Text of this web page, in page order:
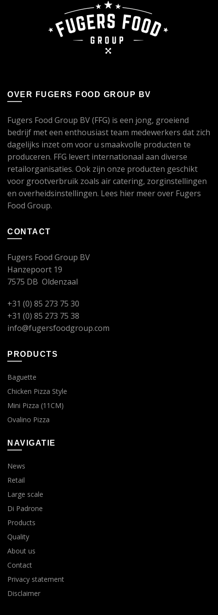
OVER FUGERS FOOD GROUP BV
Fugers Food Group BV (FFG) is een jong, groeiend
bedrijf met een enthousiast team medewerkers dat zich
dagelijks inzet om voor u smaakvolle producten te
produceren. FFG levert internationaal aan diverse
retailorganisaties. Ook zijn onze producten geschikt
voor grootverbruik zoals air catering, zorginstellingen
en overheidsinstellingen. Lees hier meer over Fugers
Food Group.
CONTACT
Fugers Food Group BV
Hanzepoort 19
7575 DB Oldenzaal
+31 (0) 85 273 75 30
+31 (0) 85 273 75 38
info@fugersfoodgroup.com
PRODUCTS
Baguette
Chicken Pizza Style
Mini Pizza (11CM)
Ovalino Pizza
NAVIGATIE
News
Retail
Large scale
Di Padrone
Products
Quality
About us
Contact
Privacy statement
Disclaimer